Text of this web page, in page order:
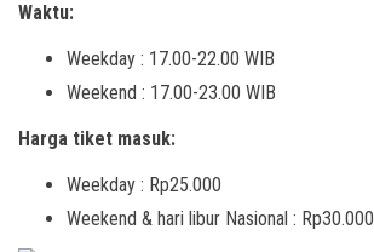
Waktu:
Weekday : 17.00-22.00 WIB
Weekend : 17.00-23.00 WIB
Harga tiket masuk:
Weekday : Rp25.000
Weekend & hari libur Nasional : Rp30.000